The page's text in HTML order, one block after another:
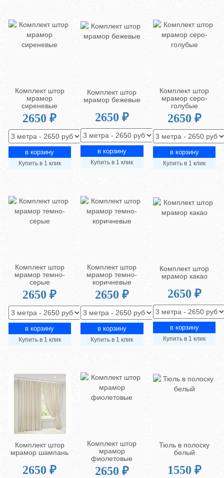
Комплект штор
мрамор
сиреневые
2650 ₽
Купить в 1 клик
Комплект штор
мрамор бежевые
2650 ₽
Купить в 1 клик
Комплект штор
мрамор серо-
голубые
2650 ₽
Купить в 1 клик
Комплект штор
мрамор темно-
серые
2650 ₽
Купить в 1 клик
Комплект штор
мрамор темно-
коричневые
2650 ₽
Купить в 1 клик
Комплект штор
мрамор какао
2650 ₽
Купить в 1 клик
Комплект штор
мрамор шампань
2650 ₽
Комплект штор
мрамор
фиолетовые
2650 ₽
Тюль в полоску
белый
1550 ₽